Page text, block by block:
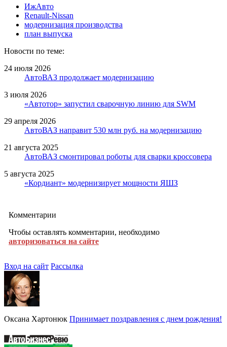
ИжАвто
Renault-Nissan
модернизация производства
план выпуска
Новости по теме:
24 июля 2026
АвтоВАЗ продолжает модернизацию
3 июля 2026
«Автотор» запустил сварочную линию для SWM
29 апреля 2026
АвтоВАЗ направит 530 млн руб. на модернизацию
21 августа 2025
АвтоВАЗ смонтировал роботы для сварки кроссовера
5 августа 2025
«Кордиант» модернизирует мощности ЯШЗ
Комментарии
Чтобы оставлять комментарии, необходимо
авторизоваться на сайте
Вход на сайт Рассылка
Оксана Хартонюк Принимает поздравления с днем рождения!